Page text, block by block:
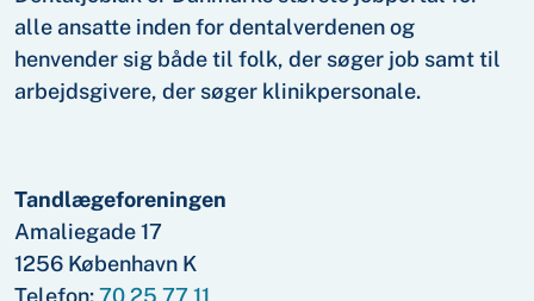
alle ansatte inden for dental­verdenen og
henvender sig både til folk, der søger job samt til
arbejds­givere, der søger klinik­personale.
Tandlægeforeningen
Amaliegade 17
1256 København K
Telefon:70 25 77 11